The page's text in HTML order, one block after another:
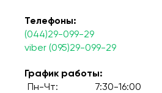
Телефоны:
(044)29-099-29
viber (095)29-099-29
График работы:
Пн-Чт:
7:30-16:00